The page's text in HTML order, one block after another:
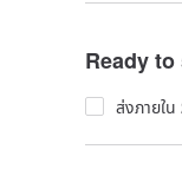
Ready
ส่งภายใ